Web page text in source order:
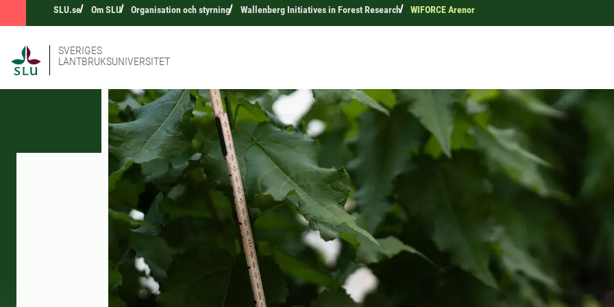
SLU.se Om SLU Organisation och styrning Wallenberg Initiatives in Forest Research WIFORCE Arenor
SVERIGES
LANTBRUKSUNIVERSITET